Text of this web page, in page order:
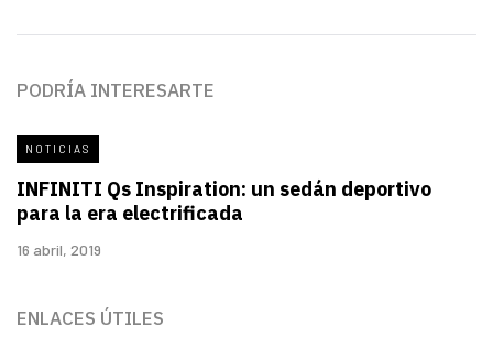
PODRÍA INTERESARTE
NOTICIAS
INFINITI Qs Inspiration: un sedán deportivo
para la era electrificada
16 abril, 2019
ENLACES ÚTILES